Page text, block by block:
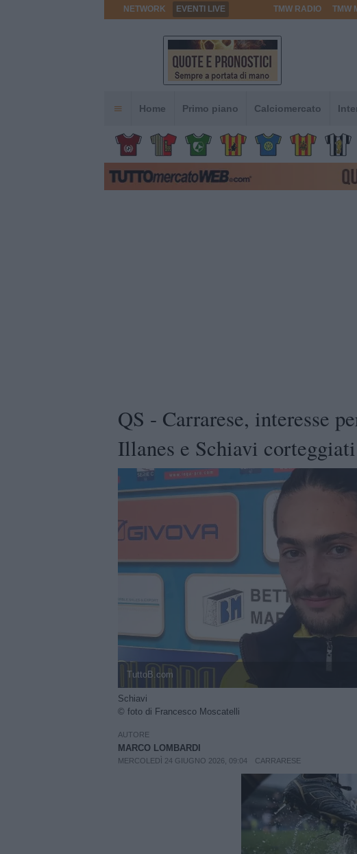
NETWORK EVENTI LIVE TMW RADIO TMW
Home Primo piano Calciomercato
QS - Carrarese, interesse
Illanes e Schiavi
TuttoB.com
Schiavi
© foto di Francesco Moscatelli
AUTORE
MARCO LOMBARDI
MERCOLEDÌ 24 GIUGNO 2026, 09:04 CARRARESE